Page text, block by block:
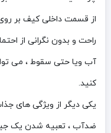
از قسمت داخلی کیف بر
راحت و بدون نگرانی از
آب ویا حتی سقوط ، می
کنید.
ضدآب ، تعبیه شدن یک